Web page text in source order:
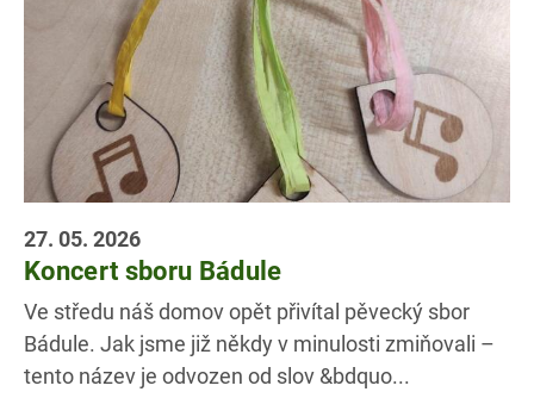
27. 05. 2026
Koncert sboru Bádule
Ve středu náš domov opět přivítal pěvecký sbor
Bádule. Jak jsme již někdy v minulosti zmiňovali –
tento název je odvozen od slov &bdquo...